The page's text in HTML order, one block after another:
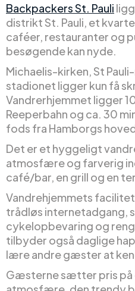
Backpackers St. Pauli
distrikt St. Pauli, et
caféer, restauranter og
besøgende kan nyde.
Michaelis-kirken, St
stadionet ligger kun få
Vandrerhjemmet ligger
Reeperbahn og ca. 30
fods fra Hamborgs
Det er et hyggeligt
atmosfære og farverig
café/bar, en grill og en
Vandrehjemmets
trådløs internetadgang,
cykelopbevaring og
tilbyder også daglige
lære andre gæster at
Gæsterne sætter pris på